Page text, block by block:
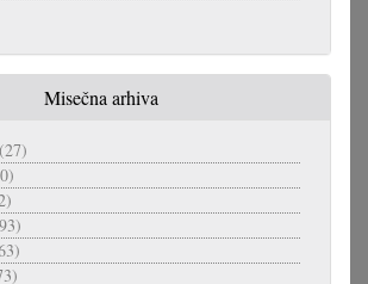
Misečna arhiva
(27)